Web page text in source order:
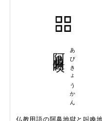
あびきょうかん
仏教用語の阿鼻地獄と叫喚